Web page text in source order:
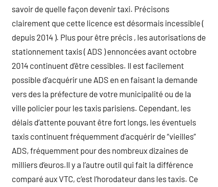
savoir de quelle façon devenir taxi. Précisons
clairement que cette licence est désormais incessible (
depuis 2014 ). Plus pour être précis , les autorisations de
stationnement taxis ( ADS ) ennoncées avant octobre
2014 continuent d’être cessibles. Il est facilement
possible d’acquérir une ADS en en faisant la demande
vers des la préfecture de votre municipalité ou de la
ville policier pour les taxis parisiens. Cependant, les
délais d’attente pouvant être fort longs, les éventuels
taxis continuent fréquemment d’acquérir de “vieilles”
ADS, fréquemment pour des nombreux dizaines de
milliers d’euros.Il y a l’autre outil qui fait la différence
comparé aux VTC, c’est l’horodateur dans les taxis. Ce